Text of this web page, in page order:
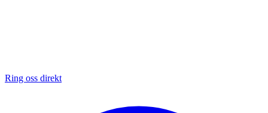
Ring oss direkt